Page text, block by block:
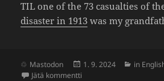
TIL one of the 73 casual­ties of
disaster in 1913 was my
Mastodon Julkaistu
1. 9. 2024 in
Jätä kommentti